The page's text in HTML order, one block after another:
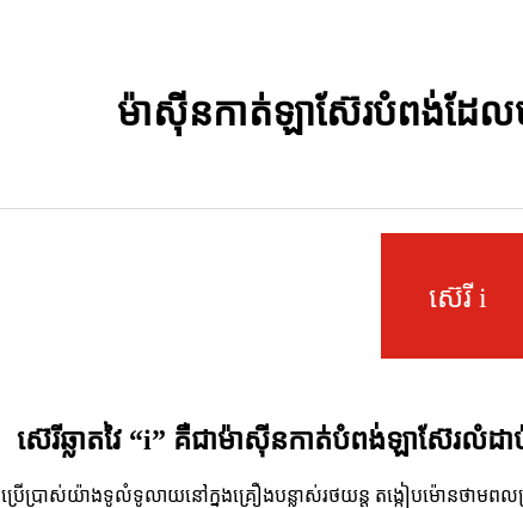
ម៉ាស៊ីនកាត់ឡាស៊ែរបំពង់ដែ
ស៊េរី i
ស៊េរីឆ្លាតវៃ “i” គឺជាម៉ាស៊ីនកាត់បំពង់ឡាស៊ែរលំដា
ប្រើប្រាស់យ៉ាងទូលំទូលាយនៅក្នុងគ្រឿងបន្លាស់រថយន្ត តង្កៀបម៉ោនថាម